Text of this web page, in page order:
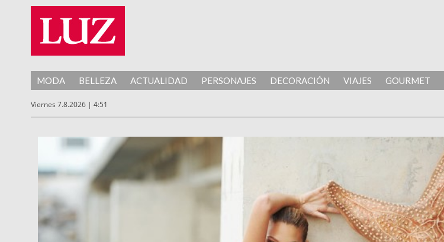
MODA BELLEZA ACTUALIDAD PERSONAJES DECORACIÓN VIAJES GOURMET
Viernes 7.8.2026 | 4:51